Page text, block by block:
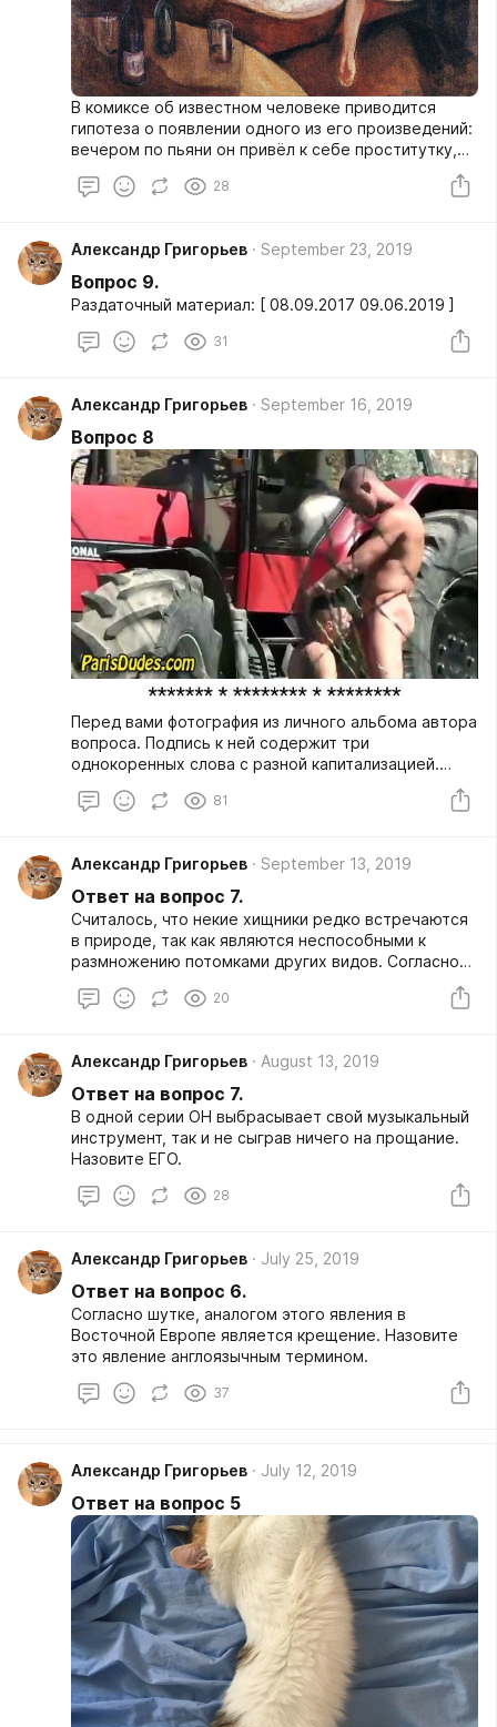
В комиксе об известном человеке приводится
гипотеза о появлении одного из его произведений:
вечером по пьяни он привёл к себе проститутку,
они занялиcь сексом и уснули, а ПРОПУСК возник
замысел ПРОПУСК. Заполните любой из пропусков
28
Александр Григорьев September 23, 2019
Вопрос 9.
Раздаточный материал: [ 08.09.2017 09.06.2019 ]
31
Александр Григорьев September 16, 2019
Вопрос 8
Перед вами фотография из личного альбома автора
вопроса. Подпись к ней содержит три
однокоренных слова с разной капитализацией.
81
Александр Григорьев September 13, 2019
Ответ на вопрос 7.
Считалось, что некие хищники редко встречаются
в природе, так как являются неспособными к
размножению потомками других видов. Согласно
русское название. Назовите ИХ. Ответ: скопы
птиц. Когда во время миграций птиц они
сталкивались с новыми видами, недолго думая,
люди решали, что это просто гибриды известных
видов, которые сами не могут размножаться (как
мулы). Возможно, из-за этого появилось русское
20
Александр Григорьев August 13, 2019
Ответ на вопрос 7.
В одной серии ОН выбрасывает свой музыкальный
инструмент, так и не сыграв ничего на прощание.
Назовите ЕГО.
28
Александр Григорьев July 25, 2019
Ответ на вопрос 6.
Согласно шутке, аналогом этого явления в
Восточной Европе является крещение. Назовите
это явление англоязычным термином.
37
Александр Григорьев July 12, 2019
Ответ на вопрос 5